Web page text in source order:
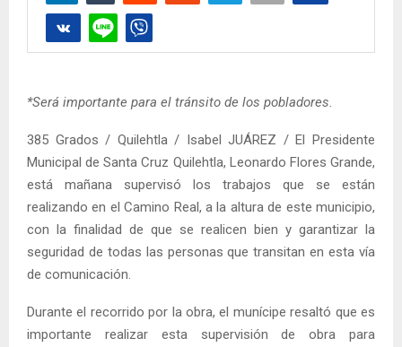
*Será importante para el tránsito de los pobladores.
385 Grados / Quilehtla / Isabel JUÁREZ / El Presidente
Municipal de Santa Cruz Quilehtla, Leonardo Flores Grande,
está mañana supervisó los trabajos que se están
realizando en el Camino Real, a la altura de este municipio,
con la finalidad de que se realicen bien y garantizar la
seguridad de todas las personas que transitan en esta vía
de comunicación.
Durante el recorrido por la obra, el munícipe resaltó que es
importante realizar esta supervisión de obra para